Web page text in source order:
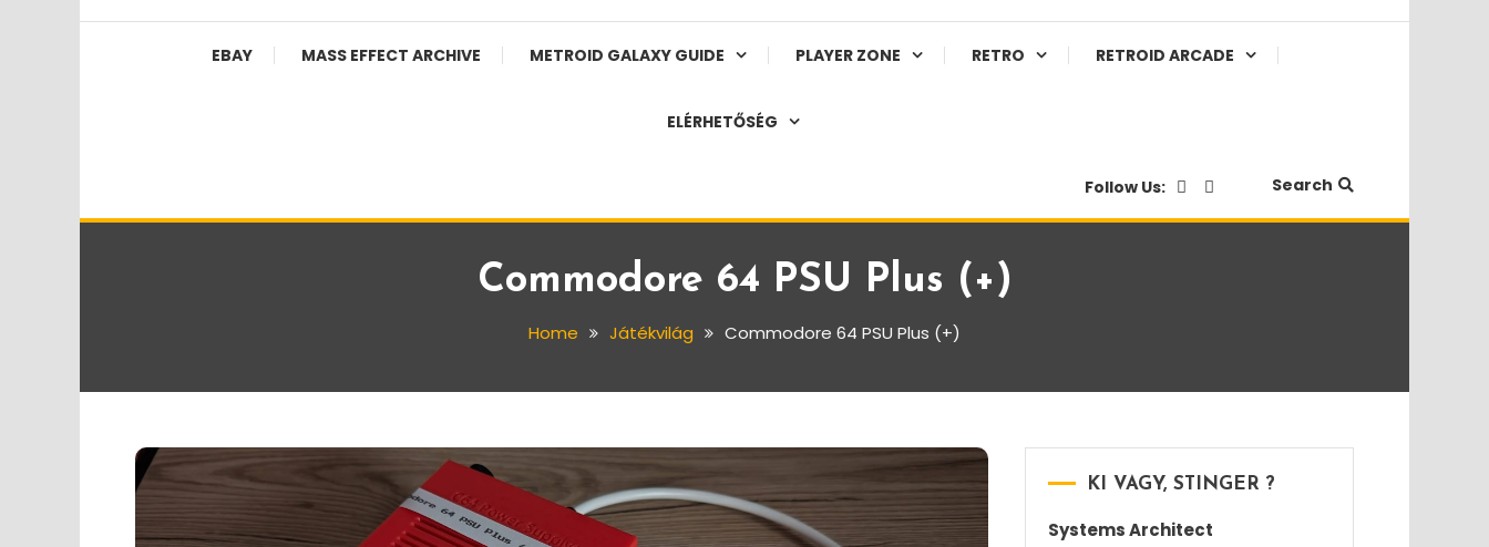
EBAY MASS EFFECT ARCHIVE METROID GALAXY GUIDE PLAYER ZONE RETRO RETROID ARCADE
ELÉRHETŐSÉG
Follow Us: Search
Commodore 64 PSU Plus (+)
Home Játékvilág Commodore 64 PSU Plus (+)
KI VAGY, STINGER ?
Systems Architect